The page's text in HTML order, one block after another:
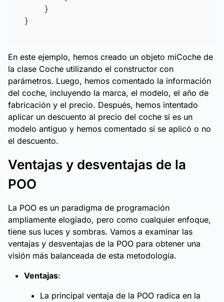
    }
En este ejemplo, hemos creado un objeto miCoche de
la clase Coche utilizando el constructor con
parámetros. Luego, hemos comentado la información
del coche, incluyendo la marca, el modelo, el año de
fabricación y el precio. Después, hemos intentado
aplicar un descuento al precio del coche si es un
modelo antiguo y hemos comentado si se aplicó o no
el descuento.
Ventajas y desventajas de la
POO
La POO es un paradigma de programación
ampliamente elogiado, pero como cualquier enfoque,
tiene sus luces y sombras. Vamos a examinar las
ventajas y desventajas de la POO para obtener una
visión más balanceada de esta metodología.
Ventajas:
La principal ventaja de la POO radica en la